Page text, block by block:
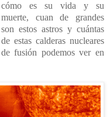
cómo es su vida y su
muerte, cuan de grandes
son estos astros y cuántas
de estas calderas nucleares
de fusión podemos ver en